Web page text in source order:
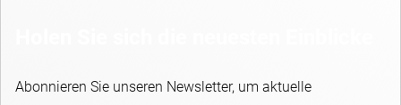
Abonnieren Sie unseren Newsletter, um aktuelle